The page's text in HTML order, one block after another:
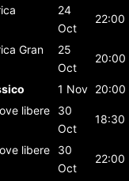
24
Oct
22:00
Gran
25
Oct
20:00
1 Nov 20:00
libere
30
Oct
18:30
libere
30
Oct
22:00